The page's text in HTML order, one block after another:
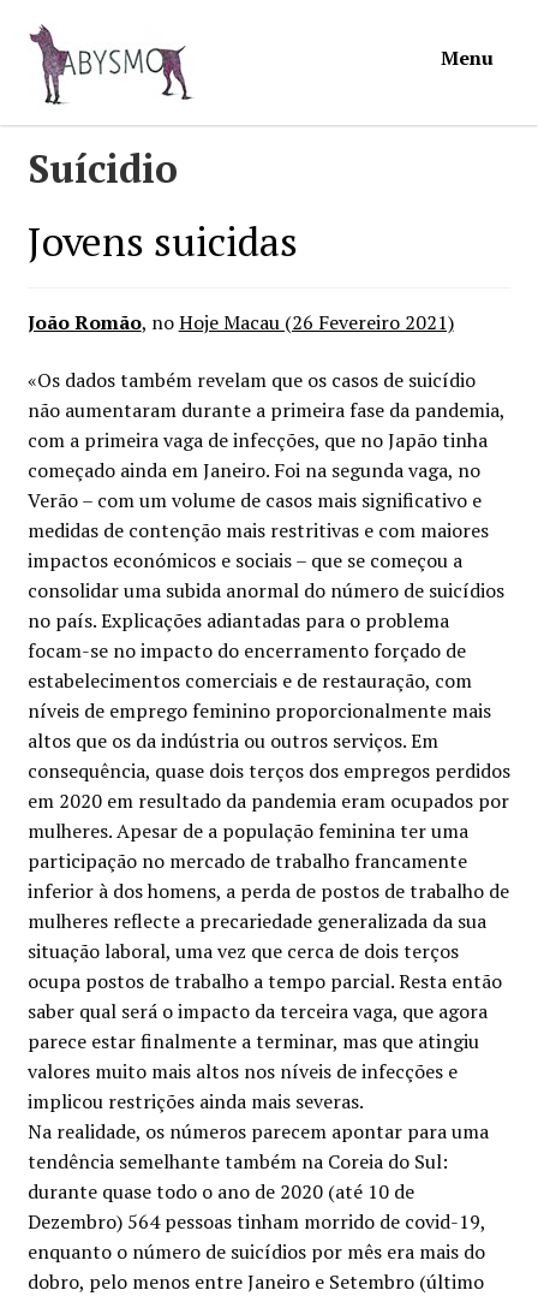
Ir
para
navegação
Saltar
para
conteúdo
Menu
Contactos
Carrinho
Minha conta
Política de privacidade
Termos e Condições
Mapa do site
Suícidio
Jovens suicidas
João Romão, noHoje Macau (26 Fevereiro 2021)
«Os dados também revelam que os casos de suicídio
não aumentaram durante a primeira fase da pandemia,
com a primeira vaga de infecções, que no Japão tinha
começado ainda em Janeiro. Foi na segunda vaga, no
Verão – com um volume de casos mais significativo e
medidas de contenção mais restritivas e com maiores
impactos económicos e sociais – que se começou a
consolidar uma subida anormal do número de suicídios
no país. Explicações adiantadas para o problema
focam-se no impacto do encerramento forçado de
estabelecimentos comerciais e de restauração, com
níveis de emprego feminino proporcionalmente mais
altos que os da indústria ou outros serviços. Em
consequência, quase dois terços dos empregos perdidos
em 2020 em resultado da pandemia eram ocupados por
mulheres. Apesar de a população feminina ter uma
participação no mercado de trabalho francamente
inferior à dos homens, a perda de postos de trabalho de
mulheres reflecte a precariedade generalizada da sua
situação laboral, uma vez que cerca de dois terços
ocupa postos de trabalho a tempo parcial. Resta então
saber qual será o impacto da terceira vaga, que agora
parece estar finalmente a terminar, mas que atingiu
valores muito mais altos nos níveis de infecções e
implicou restrições ainda mais severas.
Na realidade, os números parecem apontar para uma
tendência semelhante também na Coreia do Sul:
durante quase todo o ano de 2020 (até 10 de
Dezembro) 564 pessoas tinham morrido de covid-19,
enquanto o número de suicídios por mês era mais do
dobro, pelo menos entre Janeiro e Setembro (último